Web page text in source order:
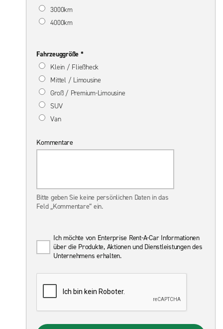
3000km
4000km
Fahrzeuggröße *
Klein / Fließheck
Mittel / Limousine
Groß / Premium-Limousine
SUV
Van
Kommentare
Bitte geben Sie keine persönlichen Daten in das
Feld „Kommentare“ ein.
Ich möchte von Enterprise Rent-A-Car Informationen
über die Produkte, Aktionen und Dienstleistungen des
Unternehmens erhalten.